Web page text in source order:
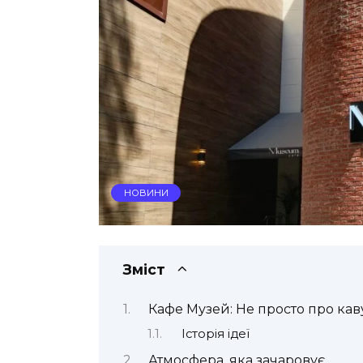
НОВИНИ
Зміст
Кафе Музей: Не просто про
Історія ідеї